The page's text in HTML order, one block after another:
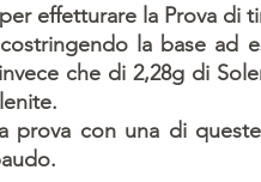
effetturare la Prova di
la base
che di 2,28g di
prova con una di